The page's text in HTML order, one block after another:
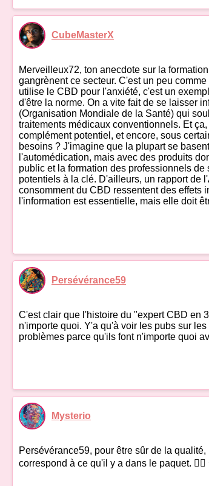
CubeMasterX
Merveilleux72, ton anecdote sur la
gangrènent ce secteur. C'est un peu
utilise le CBD pour l'anxiété, c'est un
d'être la norme. On a vite fait de se laisser
(Organisation Mondiale de la Santé) qui
traitements médicaux conventionnels. Et
complément potentiel, et encore, sous
besoins ? J'imagine que la plupart se
l'automédication, mais avec des produits
public et la formation des professionnels
potentiels à la clé. D'ailleurs, un rapport de
consomment du CBD ressentent des effets
l'information est essentielle, mais elle doit
Persévérance59
C'est clair que l'histoire du "expert CBD en
n'importe quoi. Y'a qu'à voir les pubs sur
problèmes parce qu'ils font n'importe quoi
Mysterio
Persévérance59, pour être sûr de la
correspond à ce qu'il y a dans le paquet.